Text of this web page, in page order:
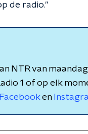
de radio."
NTR van
1 of op elk
Facebooken